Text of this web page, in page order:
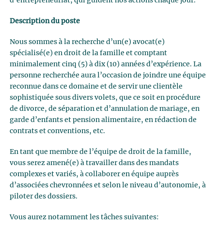
Description du poste
Nous sommes à la recherche d’un(e) avocat(e)
spécialisé(e) en droit de la famille et comptant
minimalement cinq (5) à dix (10) années d’expérience. La
personne recherchée aura l’occasion de joindre une équipe
reconnue dans ce domaine et de servir une clientèle
sophistiquée sous divers volets, que ce soit en procédure
de divorce, de séparation et d’annulation de mariage, en
garde d’enfants et pension alimentaire, en rédaction de
contrats et conventions, etc.
En tant que membre de l’équipe de droit de la famille,
vous serez amené(e) à travailler dans des mandats
complexes et variés, à collaborer en équipe auprès
d’associées chevronnées et selon le niveau d’autonomie, à
piloter des dossiers.
Vous aurez notamment les tâches suivantes: